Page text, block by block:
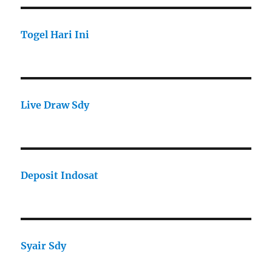
Togel Hari Ini
Live Draw Sdy
Deposit Indosat
Syair Sdy